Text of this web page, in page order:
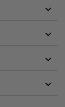



